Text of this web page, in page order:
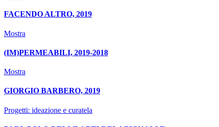
FACENDO ALTRO, 2019
Mostra
(IM)PERMEABILI, 2019-2018
Mostra
GIORGIO BARBERO, 2019
Progetti: ideazione e curatela